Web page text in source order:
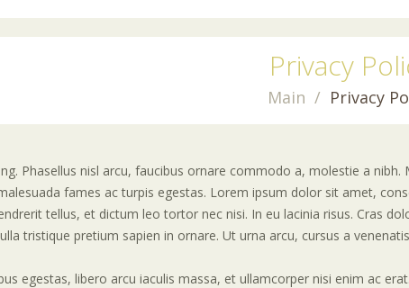
Privacy
Main Privacy
Phasellus nisl arcu, faucibus ornare commodo a, molestie a
fames ac turpis egestas. Lorem ipsum dolor sit amet,
tellus, et dictum leo tortor nec nisi. In eu lacinia risus. Cras
tristique pretium sapien in ornare. Ut urna arcu, cursus a
egestas, libero arcu iaculis massa, et ullamcorper nisi enim ac